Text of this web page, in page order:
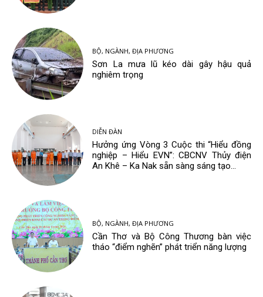
BỘ, NGÀNH, ĐỊA PHƯƠNG
Sơn La mưa lũ kéo dài gây hậu quả
nghiêm trọng
DIỄN ĐÀN
Hưởng ứng Vòng 3 Cuộc thi “Hiểu đồng
nghiệp – Hiểu EVN”: CBCNV Thủy điện
An Khê – Ka Nak sẵn sàng sáng tạo...
BỘ, NGÀNH, ĐỊA PHƯƠNG
Cần Thơ và Bộ Công Thương bàn việc
tháo “điểm nghẽn” phát triển năng lượng